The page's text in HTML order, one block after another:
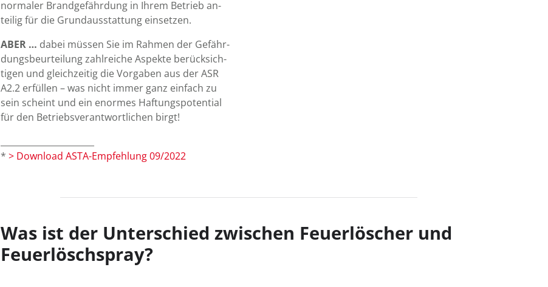
normaler Brand­ge­fähr­dung in Ihrem Betrieb an­
teilig für die Grund­aus­stat­tung ein­setzen.
ABER … dabei müssen Sie im Rahmen der Ge­fähr­
dungs­be­ur­tei­lung zahl­reiche Aspekte be­rück­sich­
tigen und gleich­zeitig die Vor­gaben aus der ASR
A2.2 er­füllen – was nicht immer ganz ein­fach zu
sein scheint und ein enormes Haftungs­potential
für den Betriebs­ver­ant­wort­lichen birgt!
* > Download ASTA-Empfehlung 09/2022
Was ist der Unterschied zwischen Feuerlöscher und
Feuerlöschspray?